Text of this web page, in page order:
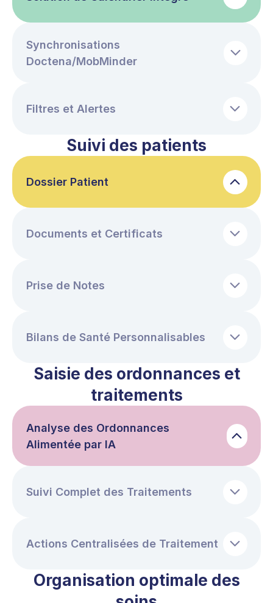
Synchronisations
Doctena/MobMinder
Filtres et Alertes
Suivi des patients
Dossier Patient
Documents et Certificats
Prise de Notes
Bilans de Santé Personnalisables
Saisie des ordonnances et
traitements
Analyse des Ordonnances
Alimentée par IA
Suivi Complet des Traitements
Actions Centralisées de Traitement
Organisation optimale des